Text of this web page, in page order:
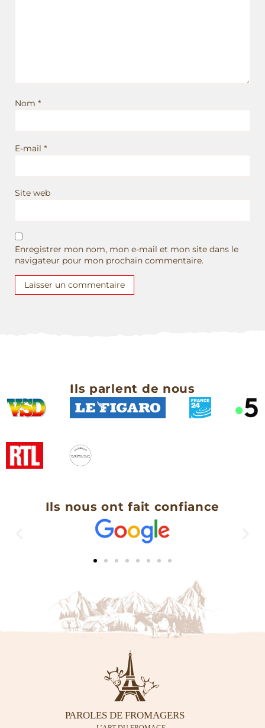
Nom *
E-mail *
Site web
Enregistrer mon nom, mon e-mail et mon site dans le
navigateur pour mon prochain commentaire.
Ils parlent de nous
Ils nous ont fait confiance